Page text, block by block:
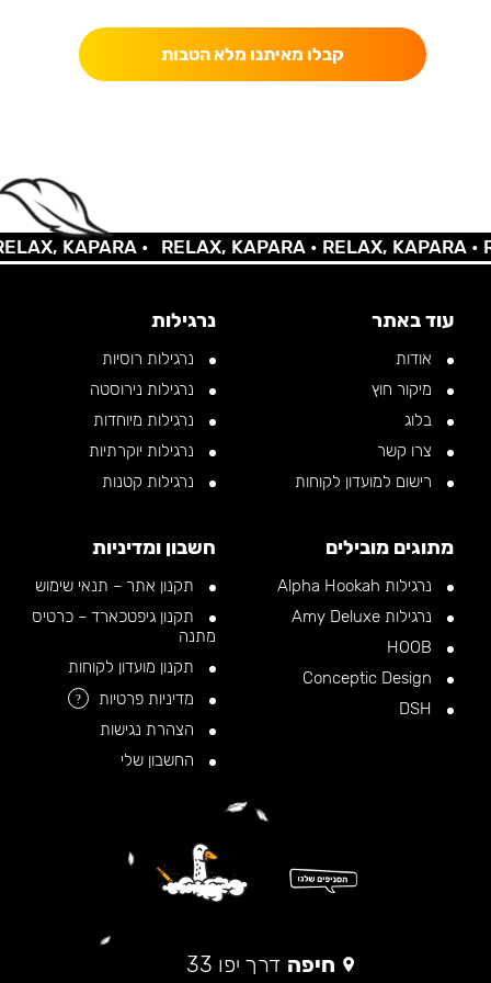
קבלו מאיתנו מלא הטבות
KAPARA • RELAX, KAPARA •RELAX, KAPARA •
עוד באתר
אודות
מיקור חוץ
בלוג
צרו קשר
רישום למועדון לקוחות
נרגילות
נרגילות רוסיות
נרגילות נירוסטה
נרגילות מיוחדות
נרגילות יוקרתיות
נרגילות קטנות
מתוגים מובילים
נרגילות Alpha Hookah
נרגילות Amy Deluxe
חשבון ומדיניות
תקנון אתר – תנאי שימוש
תקנון גיפטכארד – כרטיס
מתנה
תקנון מועדון לקוחות
מדיניות פרטיות
?
הצהרת נגישות
החשבון שלי
חיפה דרך יפו 33